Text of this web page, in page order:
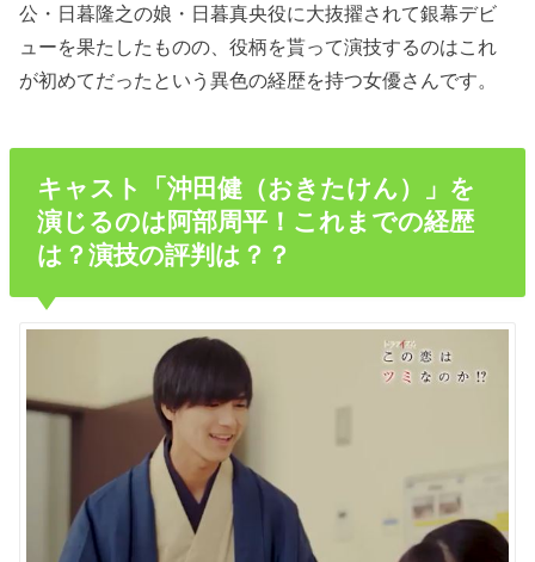
公・日暮隆之の娘・日暮真央役に大抜擢されて銀幕デビ
ューを果たしたものの、役柄を貰って演技するのはこれ
が初めてだったという異色の経歴を持つ女優さんです。
キャスト「沖田健（おきたけん）」を
演じるのは阿部周平！これまでの経歴
は？演技の評判は？？